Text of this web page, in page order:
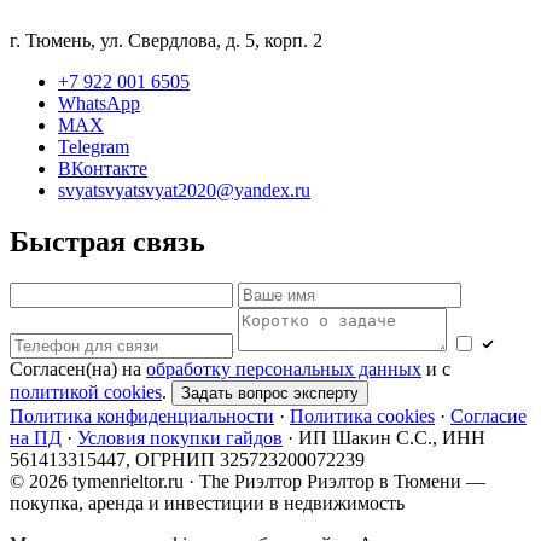
г. Тюмень, ул. Свердлова, д. 5, корп. 2
+7 922 001 6505
WhatsApp
MAX
Telegram
ВКонтакте
svyatsvyatsvyat2020@yandex.ru
Быстрая связь
Согласен(на) на обработку персональных данных и с
политикой cookies. Задать вопрос эксперту
Политика конфиденциальности · Политика cookies · Согласие
на ПД · Условия покупки гайдов · ИП Шакин С.С., ИНН
561413315447, ОГРНИП 325723200072239
© 2026 tymenrieltor.ru · The Риэлтор Риэлтор в Тюмени —
покупка, аренда и инвестиции в недвижимость